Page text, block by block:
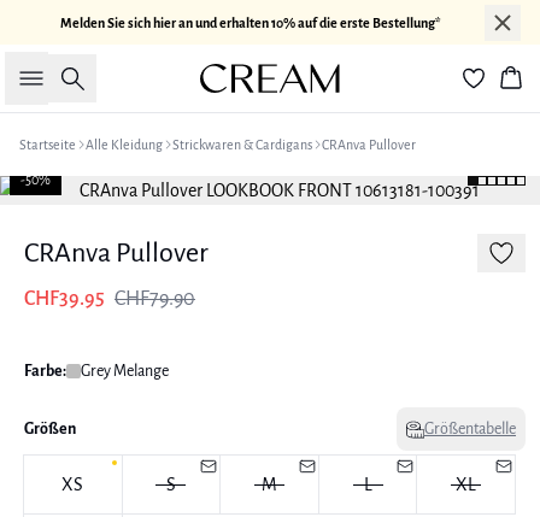
Melden Sie sich hier an und erhalten 10% auf die erste Bestellung*
Suche
Startseite Alle Kleidung Strickwaren & Cardigans CRAnva Pullover
-50%
CRAnva Pullover
CHF39.95 CHF79.90
Farbe: Grey Melange
Größen Größentabelle
XS S M L XL